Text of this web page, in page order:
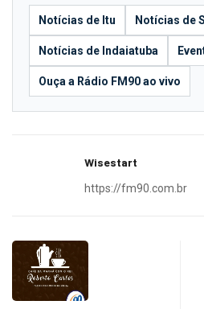
Notícias de Itu Notícias de
Notícias de Indaiatuba
Ouça a Rádio FM90 ao vivo
Wisestart
https://fm90.com.br